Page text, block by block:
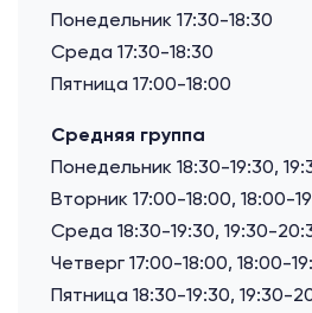
Понедельник 17:30-18:30
Среда 17:30-18:30
Пятница 17:00-18:00
Средняя группа
Понедельник 18:30-19:30,
Вторник 17:00-18:00, 18:00-
Среда 18:30-19:30, 19:30-
Четверг 17:00-18:00, 18:00-
Пятница 18:30-19:30, 19:30-